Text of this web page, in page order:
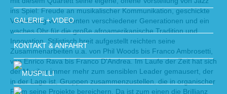
ins Spiel: Freude an musikalischer Kommunikation, geschickte
Verbindung von Talenten verschiedener Generationen und ein
waches Ohr für die große afroamerikanische Tradition und
Innovation. Stilistisch breit aufgestellt reichten seine
Zusammenarbeiten u.a. von Phil Woods bis Franco Ambrosetti,
von Enrico Rava bis Franco D'Andrea. Im Laufe der Zeit hat sich
der Musiker immer mehr zum sensiblen Leader gemausert, der
in der Lage ist, Gruppen zusammenzustellen, die in organischer
Form seine Projekte bereichern. Da ist zum einen die Brillianz
GALERIE + VIDEO
KONTAKT & ANFAHRT